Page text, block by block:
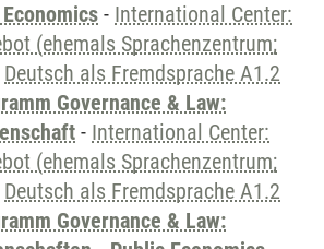
- International Center:
(ehemals Sprachenzentrum;
Deutsch als Fremdsprache A1.2
Governance & Law:
- International Center:
(ehemals Sprachenzentrum;
Deutsch als Fremdsprache A1.2
Governance & Law: